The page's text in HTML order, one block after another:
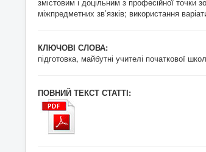
міжпредметних зв’язків; використання
КЛЮЧОВІ СЛОВА:
підготовка, майбутні учителі початкової
ПОВНИЙ ТЕКСТ СТАТТІ: